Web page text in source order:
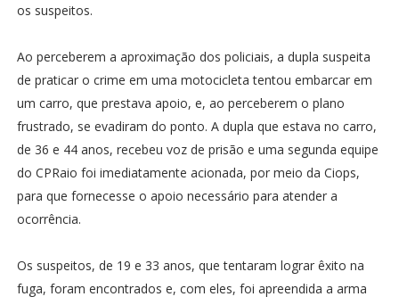
os suspeitos.
Ao perceberem a aproximação dos policiais, a dupla suspeita
de praticar o crime em uma motocicleta tentou embarcar em
um carro, que prestava apoio, e, ao perceberem o plano
frustrado, se evadiram do ponto. A dupla que estava no carro,
de 36 e 44 anos, recebeu voz de prisão e uma segunda equipe
do CPRaio foi imediatamente acionada, por meio da Ciops,
para que fornecesse o apoio necessário para atender a
ocorrência.
Os suspeitos, de 19 e 33 anos, que tentaram lograr êxito na
fuga, foram encontrados e, com eles, foi apreendida a arma